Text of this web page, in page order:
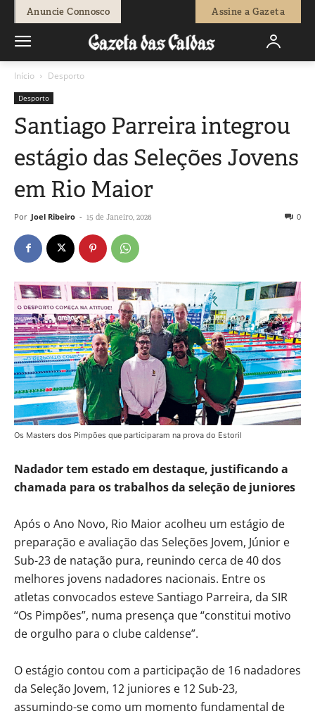
Anuncie Connosco Assine a Gazeta
Início Desporto
Desporto
Santiago Parreira integrou
estágio das Seleções Jovens
em Rio Maior
Por Joel Ribeiro - 15 de Janeiro, 2026 0
Os Masters dos Pimpões que participaram na prova do Estoril
Nadador tem estado em destaque, justificando a
chamada para os trabalhos da seleção de juniores
Após o Ano Novo, Rio Maior acolheu um estágio de
preparação e avaliação das Seleções Jovem, Júnior e
Sub-23 de natação pura, reunindo cerca de 40 dos
melhores jovens nadadores nacionais. Entre os
atletas convocados esteve Santiago Parreira, da SIR
“Os Pimpões”, numa presença que “constitui motivo
de orgulho para o clube caldense”.
O estágio contou com a participação de 16 nadadores
da Seleção Jovem, 12 juniores e 12 Sub-23,
assumindo-se como um momento fundamental de